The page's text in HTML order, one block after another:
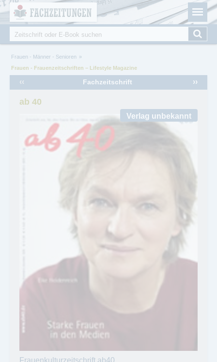
Fachzeitungen.de - Das unabhängige Portal für
Fachmagazine Fachpublikationen & eBooks
Suche
Sie sind hier
Frauen - Männer - Senioren
Frauen - Frauenzeitschriften – Lifestyle Magazine
Fachzeitschrift
‹‹ ››
ab 40
Frauenkulturzeitschrift ab40
Cookie-Einstellungen